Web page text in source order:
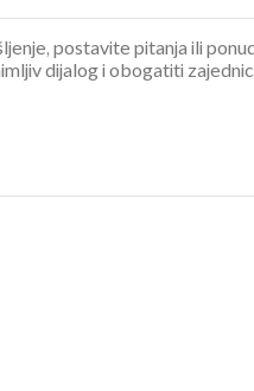
postavite pitanja ili
dijalog i obogatiti